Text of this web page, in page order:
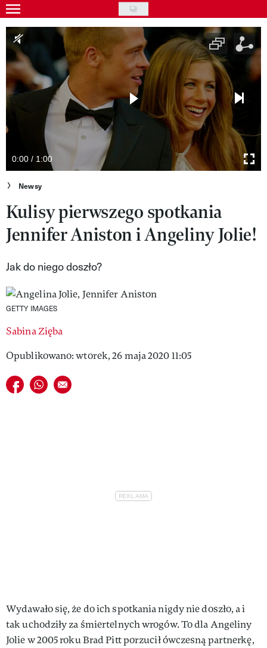
Skip
to
main
content
Gwiazdy
Ludzie
Moda
Uroda
Kultura
Wideo
Nasze akcje
VIVA!ART
VIVA!MAN
VIVA!PEOPLE POWER
VIVA!ITAKA
MAGAZYN VIVA!
0:00 / 1:00
Newsy
Kulisy pierwszego spotkania
Jennifer Aniston i Angeliny Jolie!
Jak do niego doszło?
GETTY IMAGES
Sabina Zięba
Opublikowano: wtorek, 26 maja 2020 11:05
Udostępnij na facebook
Udostępnij na whatsapp
E-mail do przyjaciela
Wydawało się, że do ich spotkania nigdy nie doszło, a i
tak uchodziły za śmiertelnych wrogów. To dla Angeliny
Jolie w 2005 roku Brad Pitt porzucił ówczesną partnerkę,